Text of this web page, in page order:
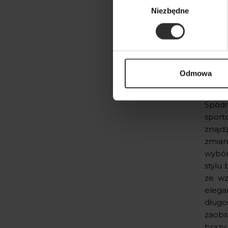
Niezbędne
Odmowa
stylu
ze